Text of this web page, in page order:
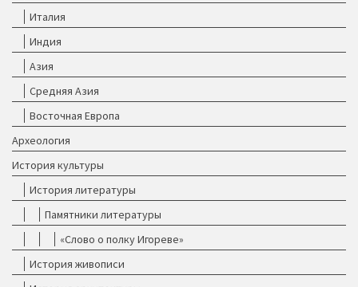
Италия
Индия
Азия
Средняя Азия
Восточная Европа
Археология
История культуры
История литературы
Памятники литературы
«Слово о полку Игореве»
История живописи